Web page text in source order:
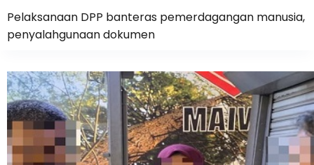
Pelaksanaan DPP banteras pemerdagangan manusia,
penyalahgunaan dokumen